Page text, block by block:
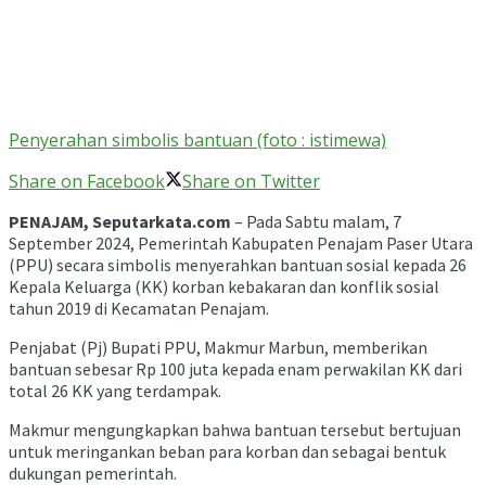
Penyerahan simbolis bantuan (foto : istimewa)
Share on Facebook
Share on Twitter
PENAJAM, Seputarkata.com – Pada Sabtu malam, 7
September 2024, Pemerintah Kabupaten Penajam Paser Utara
(PPU) secara simbolis menyerahkan bantuan sosial kepada 26
Kepala Keluarga (KK) korban kebakaran dan konflik sosial
tahun 2019 di Kecamatan Penajam.
Penjabat (Pj) Bupati PPU, Makmur Marbun, memberikan
bantuan sebesar Rp 100 juta kepada enam perwakilan KK dari
total 26 KK yang terdampak.
Makmur mengungkapkan bahwa bantuan tersebut bertujuan
untuk meringankan beban para korban dan sebagai bentuk
dukungan pemerintah.